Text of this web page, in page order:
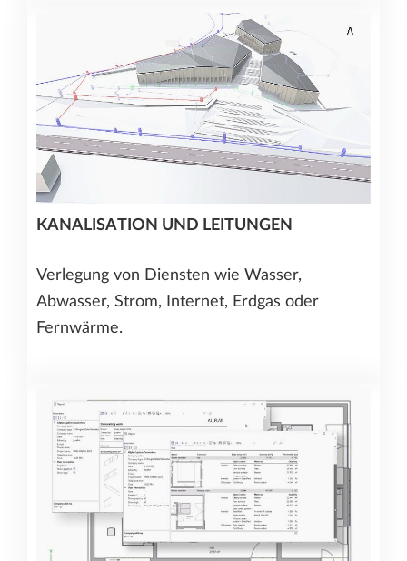
KANALISATION UND LEITUNGEN
Verlegung von Diensten wie Wasser,
Abwasser, Strom, Internet, Erdgas oder
Fernwärme.